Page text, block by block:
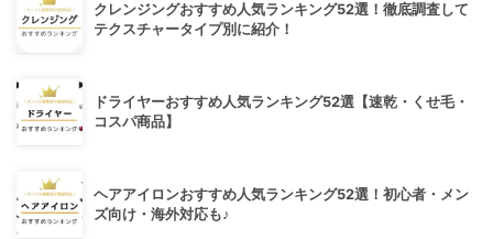
クレンジングおすすめ人気ランキング52選！徹底調査して
テクスチャータイプ別に紹介！
ドライヤーおすすめ人気ランキング52選【速乾・くせ毛・
コスパ商品】
ヘアアイロンおすすめ人気ランキング52選！初心者・メン
ズ向け・海外対応も♪